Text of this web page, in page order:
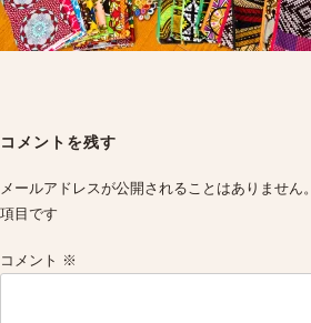
navigation
コメントを残す
メールアドレスが公開されることはありません。
項目です
コメント ※